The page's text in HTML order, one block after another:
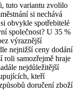
tuto variantu zvolilo
si nechává
obvykle spotřebitelé
společnost? U 35 %
výraznější
nejnižší ceny dodání
roli samozřejmě hraje
nejdůležitější
kteří
doručení zboží